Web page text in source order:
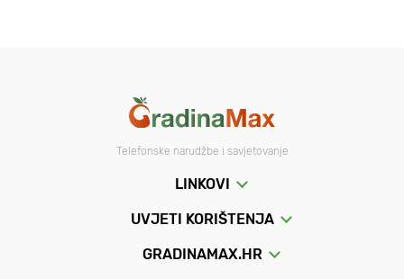
Telefonske narudžbe i savjetovanje
LINKOVI
UVJETI KORIŠTENJA
GRADINAMAX.HR